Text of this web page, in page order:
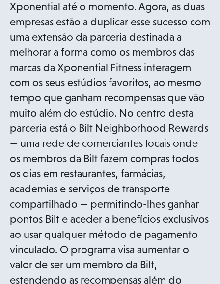
Xponential até o momento. Agora, as duas
empresas estão a duplicar esse sucesso com
uma extensão da parceria destinada a
melhorar a forma como os membros das
marcas da Xponential Fitness interagem
com os seus estúdios favoritos, ao mesmo
tempo que ganham recompensas que vão
muito além do estúdio. No centro desta
parceria está o Bilt Neighborhood Rewards
— uma rede de comerciantes locais onde
os membros da Bilt fazem compras todos
os dias em restaurantes, farmácias,
academias e serviços de transporte
compartilhado — permitindo-lhes ganhar
pontos Bilt e aceder a benefícios exclusivos
ao usar qualquer método de pagamento
vinculado. O programa visa aumentar o
valor de ser um membro da Bilt,
estendendo as recompensas além do